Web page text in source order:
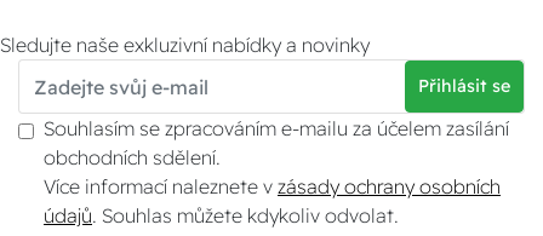
Sledujte naše exkluzivní nabídky a novinky
Přihlásit se
Souhlasím se zpracováním e-mailu za účelem zasílání
obchodních sdělení.
Více informací naleznete v zásady ochrany osobních
údajů . Souhlas můžete kdykoliv odvolat.